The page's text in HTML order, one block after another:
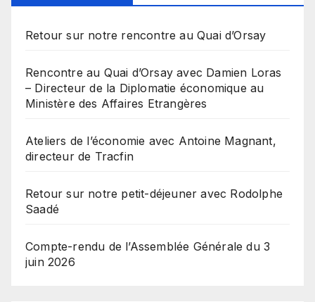
Retour sur notre rencontre au Quai d’Orsay
Rencontre au Quai d’Orsay avec Damien Loras
– Directeur de la Diplomatie économique au
Ministère des Affaires Etrangères
Ateliers de l’économie avec Antoine Magnant,
directeur de Tracfin
Retour sur notre petit-déjeuner avec Rodolphe
Saadé
Compte-rendu de l’Assemblée Générale du 3
juin 2026